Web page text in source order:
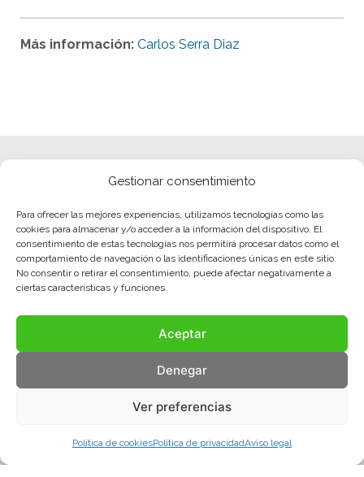
Gestionar consentimiento
Para ofrecer las mejores experiencias, utilizamos tecnologías como las
cookies para almacenar y/o acceder a la información del dispositivo. El
consentimiento de estas tecnologías nos permitirá procesar datos como el
comportamiento de navegación o las identificaciones únicas en este sitio.
No consentir o retirar el consentimiento, puede afectar negativamente a
ciertas características y funciones.
Aceptar
Denegar
Ver preferencias
Política de cookiesPolítica de privacidadAviso legal
Más información: Carlos Serra Diaz